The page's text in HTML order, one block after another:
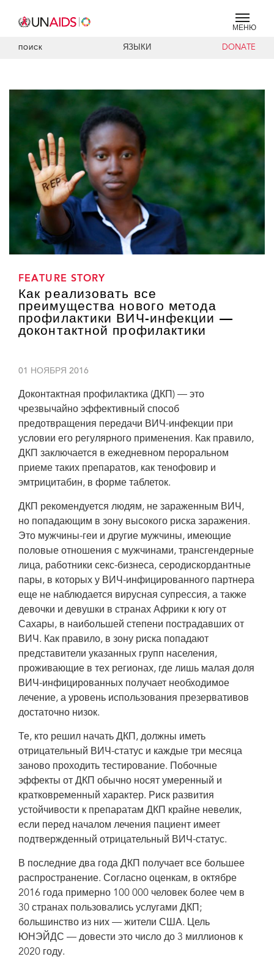
МЕНЮ
ПОИСК ЯЗЫКИ DONATE
FEATURE STORY
Как реализовать все
преимущества нового метода
профилактики ВИЧ-инфекции —
доконтактной профилактики
01 НОЯБРЯ 2016
Доконтактная профилактика (ДКП) — это
чрезвычайно эффективный способ
предотвращения передачи ВИЧ-инфекции при
условии его регулярного применения. Как правило,
ДКП заключается в ежедневном пероральном
приеме таких препаратов, как тенофовир и
эмтрицитабин, в форме таблеток.
ДКП рекомендуется людям, не зараженным ВИЧ,
но попадающим в зону высокого риска заражения.
Это мужчины-геи и другие мужчины, имеющие
половые отношения с мужчинами, трансгендерные
лица, работники секс-бизнеса, серодискордантные
пары, в которых у ВИЧ-инфицированного партнера
еще не наблюдается вирусная супрессия, а также
девочки и девушки в странах Африки к югу от
Сахары, в наибольшей степени пострадавших от
ВИЧ. Как правило, в зону риска попадают
представители указанных групп населения,
проживающие в тех регионах, где лишь малая доля
ВИЧ-инфицированных получает необходимое
лечение, а уровень использования презервативов
достаточно низок.
Те, кто решил начать ДКП, должны иметь
отрицательный ВИЧ-статус и каждые три месяца
заново проходить тестирование. Побочные
эффекты от ДКП обычно носят умеренный и
кратковременный характер. Риск развития
устойчивости к препаратам ДКП крайне невелик,
если перед началом лечения пациент имеет
подтвержденный отрицательный ВИЧ-статус.
В последние два года ДКП получает все большее
распространение. Согласно оценкам, в октябре
2016 года примерно 100 000 человек более чем в
30 странах пользовались услугами ДКП;
большинство из них — жители США. Цель
ЮНЭЙДС — довести это число до 3 миллионов к
2020 году.